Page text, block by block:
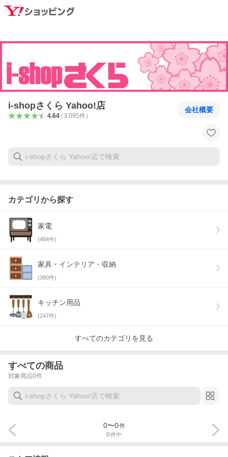
i-shopさくら Yahoo!店
4.64（3,095件）
会社概要
カテゴリから探す
家電
(484件)
家具・インテリア・収納
(380件)
キッチン用品
(247件)
すべてのカテゴリを見る
すべての商品
対象商品0件
0件中
0〜0件